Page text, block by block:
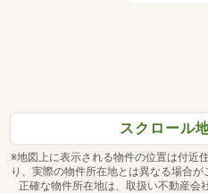
スクロール
※地図上に表示される物件の位置は付近
り、実際の物件所在地とは異なる場合が
正確な物件所在地は、取扱い不動産会